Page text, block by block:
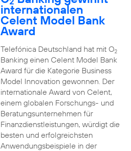
internationalen
Celent Model Bank
Award
Telefónica Deutschland hat mit O2
Banking einen Celent Model Bank
Award für die Kategorie Business
Model Innovation gewonnen. Der
internationale Award von Celent,
einem globalen Forschungs- und
Beratungsunternehmen für
Finanzdienstleistungen, würdigt die
besten und erfolgreichsten
Anwendungsbeispiele in der